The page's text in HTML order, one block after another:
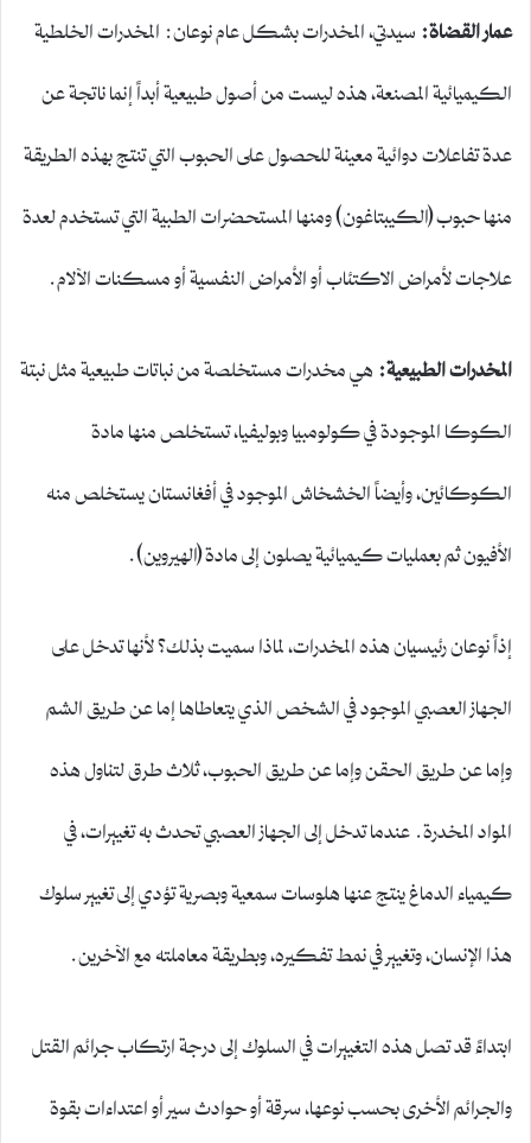
عمار القضاة:سيدتي، المخدرات بشكل عام نوعان: المخدرات الخلطية
الكيميائية المصنعة، هذه ليست من أصول طبيعية أبداً إنما ناتجة عن
عدة تفاعلات دوائية معينة للحصول على الحبوب التي تنتج بهذه الطريقة
منها حبوب (الكيبتاغون) ومنها المستحضرات الطبية التي تستخدم لعدة
علاجات لأمراض الاكتئاب أو الأمراض النفسية أو مسكنات الآلام.
المخدرات الطبيعية:هي مخدرات مستخلصة من نباتات طبيعية مثل نبتة
الكوكا الموجودة في كولومبيا وبوليفيا، تستخلص منها مادة
الكوكائين، وأيضاً الخشخاش الموجود في أفغانستان يستخلص منه
الأفيون ثم بعمليات كيميائية يصلون إلى مادة (الهيروين).
إذاً نوعان رئيسيان هذه المخدرات، لماذا سميت بذلك؟ لأنها تدخل على
الجهاز العصبي الموجود في الشخص الذي يتعاطاها إما عن طريق الشم
وإما عن طريق الحقن وإما عن طريق الحبوب، ثلاث طرق لتناول هذه
المواد المخدرة. عندما تدخل إلى الجهاز العصبي تحدث به تغييرات، في
كيمياء الدماغ ينتج عنها هلوسات سمعية وبصرية تؤدي إلى تغيير سلوك
هذا الإنسان، وتغيير في نمط تفكيره، وبطريقة معاملته مع الآخرين.
ابتداءً قد تصل هذه التغييرات في السلوك إلى درجة ارتكاب جرائم القتل
والجرائم الأخرى بحسب نوعها، سرقة أو حوادث سير أو اعتداءات بقوة